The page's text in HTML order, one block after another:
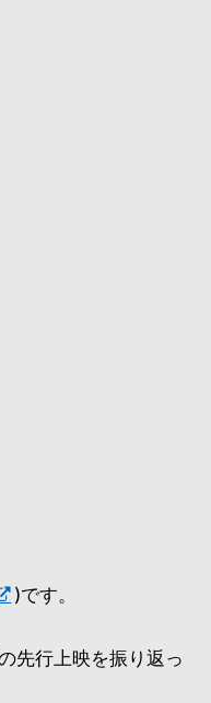
)です。
先行上映を振り返っ